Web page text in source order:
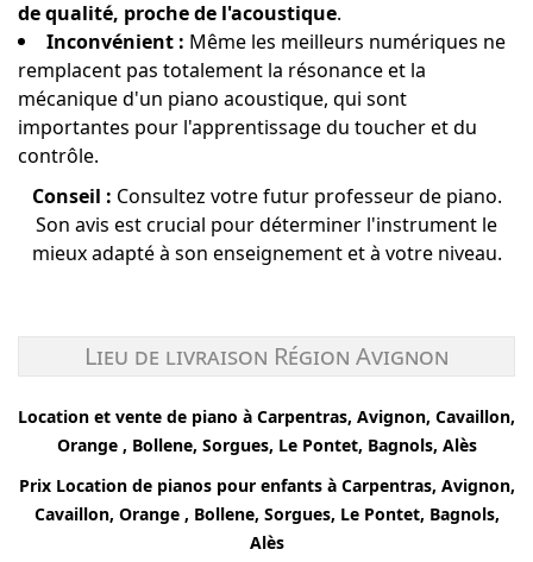
de qualité, proche de l'acoustique.
Inconvénient : Même les meilleurs numériques ne
remplacent pas totalement la résonance et la
mécanique d'un piano acoustique, qui sont
importantes pour l'apprentissage du toucher et du
contrôle.
Conseil : Consultez votre futur professeur de piano.
Son avis est crucial pour déterminer l'instrument le
mieux adapté à son enseignement et à votre niveau.
Lieu de livraison Région Avignon
Location et vente de piano à Carpentras, Avignon, Cavaillon,
Orange , Bollene, Sorgues, Le Pontet, Bagnols, Alès
Prix Location de pianos pour enfants à Carpentras, Avignon,
Cavaillon, Orange , Bollene, Sorgues, Le Pontet, Bagnols,
Alès